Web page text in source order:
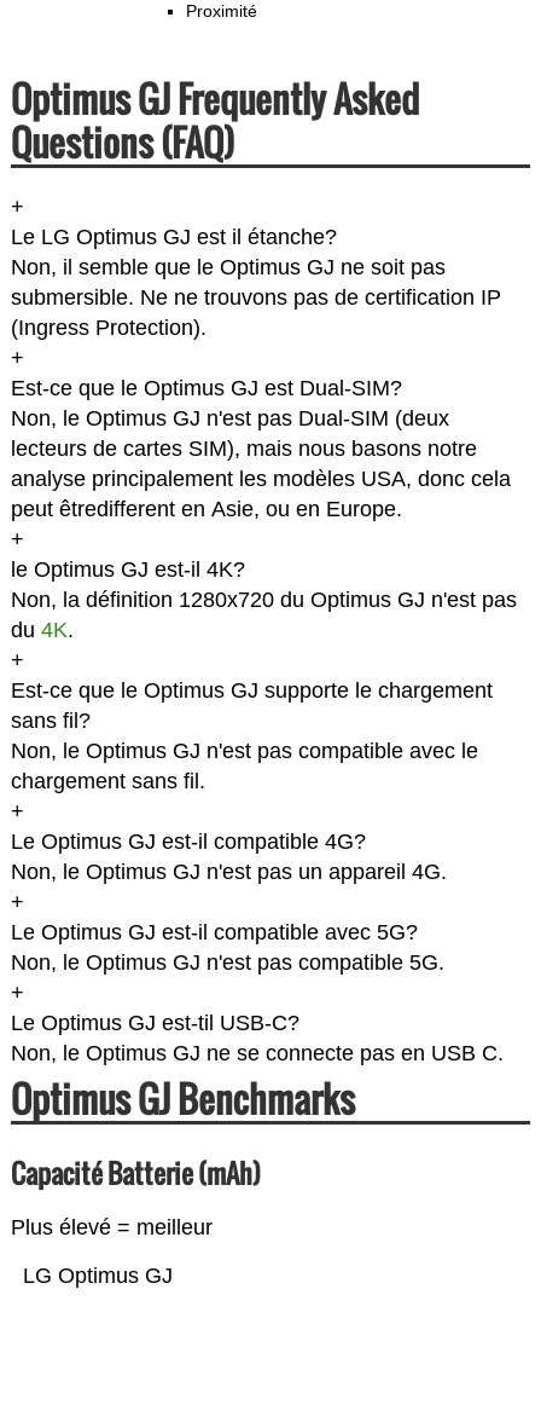
Proximité
Optimus GJ Frequently Asked
Questions (FAQ)
+
Le LG Optimus GJ est il étanche?
Non, il semble que le Optimus GJ ne soit pas
submersible. Ne ne trouvons pas de certification IP
(Ingress Protection).
+
Est-ce que le Optimus GJ est Dual-SIM?
Non, le Optimus GJ n'est pas Dual-SIM (deux
lecteurs de cartes SIM), mais nous basons notre
analyse principalement les modèles USA, donc cela
peut êtredifferent en Asie, ou en Europe.
+
le Optimus GJ est-il 4K?
Non, la définition 1280x720 du Optimus GJ n'est pas
du 4K.
+
Est-ce que le Optimus GJ supporte le chargement
sans fil?
Non, le Optimus GJ n'est pas compatible avec le
chargement sans fil.
+
Le Optimus GJ est-il compatible 4G?
Non, le Optimus GJ n'est pas un appareil 4G.
+
Le Optimus GJ est-il compatible avec 5G?
Non, le Optimus GJ n'est pas compatible 5G.
+
Le Optimus GJ est-til USB-C?
Non, le Optimus GJ ne se connecte pas en USB C.
Optimus GJ Benchmarks
Capacité Batterie (mAh)
Plus élevé = meilleur
LG Optimus GJ